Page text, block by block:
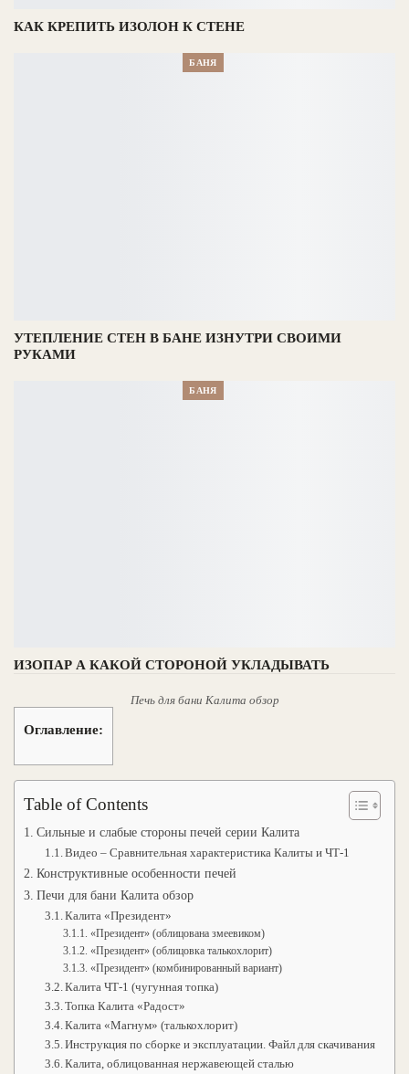
КАК КРЕПИТЬ ИЗОЛОН К СТЕНЕ
БАНЯ
УТЕПЛЕНИЕ СТЕН В БАНЕ ИЗНУТРИ СВОИМИ
РУКАМИ
БАНЯ
ИЗОПАР А КАКОЙ СТОРОНОЙ УКЛАДЫВАТЬ
Печь для бани Калита обзор
Оглавление:
Table of Contents
Сильные и слабые стороны печей серии Калита
Видео – Сравнительная характеристика Калиты и ЧТ-1
Конструктивные особенности печей
Печи для бани Калита обзор
Калита «Президент»
«Президент» (облицована змеевиком)
«Президент» (облицовка талькохлорит)
«Президент» (комбинированный вариант)
Калита ЧТ-1 (чугунная топка)
Топка Калита «Радост»
Калита «Магнум» (талькохлорит)
Инструкция по сборке и эксплуатации. Файл для скачивания
Калита, облицованная нержавеющей сталью